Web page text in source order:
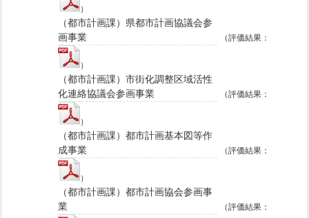
）
（都市計画課）県都市計画協議会参
画事業
（評価結果：
）
（都市計画課）市街化調整区域活性
化連絡協議会参画事業
（評価結果：
）
（都市計画課）都市計画基本図等作
成事業
（評価結果：
）
（都市計画課）都市計画協会参画事
業
（評価結果：